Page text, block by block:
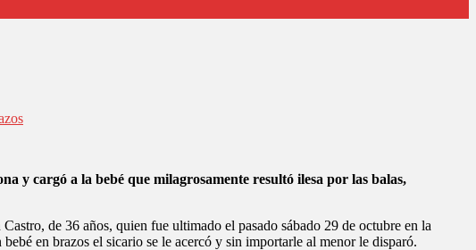
y cargó a la bebé que milagrosamente resultó ilesa por las balas,
de 36 años, quien fue ultimado el pasado sábado 29 de octubre en la
en brazos el sicario se le acercó y sin importarle al menor le disparó.